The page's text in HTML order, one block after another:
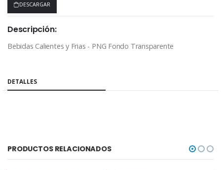
DESCARGAR
Descripción:
Bebidas Calientes y Frias - PNG Fondo Transparente
DETALLES
PRODUCTOS RELACIONADOS